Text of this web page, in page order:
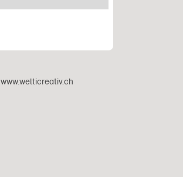
www.welticreativ.ch